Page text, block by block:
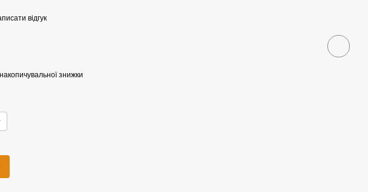
відгук
знижки